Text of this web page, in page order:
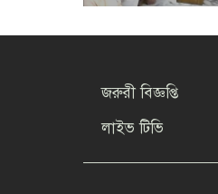
জরুরী বিজ্ঞপ্তি
লাইভ টিভি